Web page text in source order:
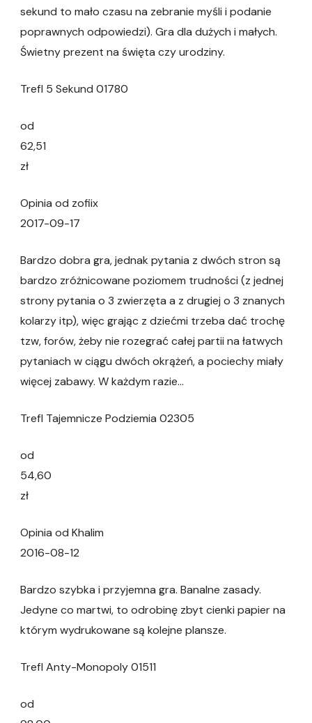
sekund to mało czasu na zebranie myśli i podanie
poprawnych odpowiedzi). Gra dla dużych i małych.
Świetny prezent na święta czy urodziny.
Trefl 5 Sekund 01780
od
62,51
zł
Opinia od zofiix
2017-09-17
Bardzo dobra gra, jednak pytania z dwóch stron są
bardzo zróżnicowane poziomem trudności (z jednej
strony pytania o 3 zwierzęta a z drugiej o 3 znanych
kolarzy itp), więc grając z dziećmi trzeba dać trochę
tzw, forów, żeby nie rozegrać całej partii na łatwych
pytaniach w ciągu dwóch okrążeń, a pociechy miały
więcej zabawy. W każdym razie…
Trefl Tajemnicze Podziemia 02305
od
54,60
zł
Opinia od Khalim
2016-08-12
Bardzo szybka i przyjemna gra. Banalne zasady.
Jedyne co martwi, to odrobinę zbyt cienki papier na
którym wydrukowane są kolejne plansze.
Trefl Anty-Monopoly 01511
od